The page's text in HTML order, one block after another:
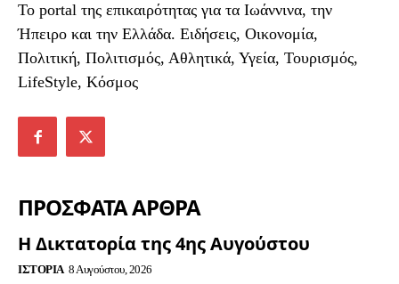
To portal της επικαιρότητας για τα Ιωάννινα, την
Ήπειρο και την Ελλάδα. Ειδήσεις, Οικονομία,
Πολιτική, Πολιτισμός, Αθλητικά, Υγεία, Τουρισμός,
LifeStyle, Κόσμος
ΠΡΟΣΦΑΤΑ ΑΡΘΡΑ
Η Δικτατορία της 4ης Αυγούστου
ΙΣΤΟΡΊΑ 8 Αυγούστου, 2026